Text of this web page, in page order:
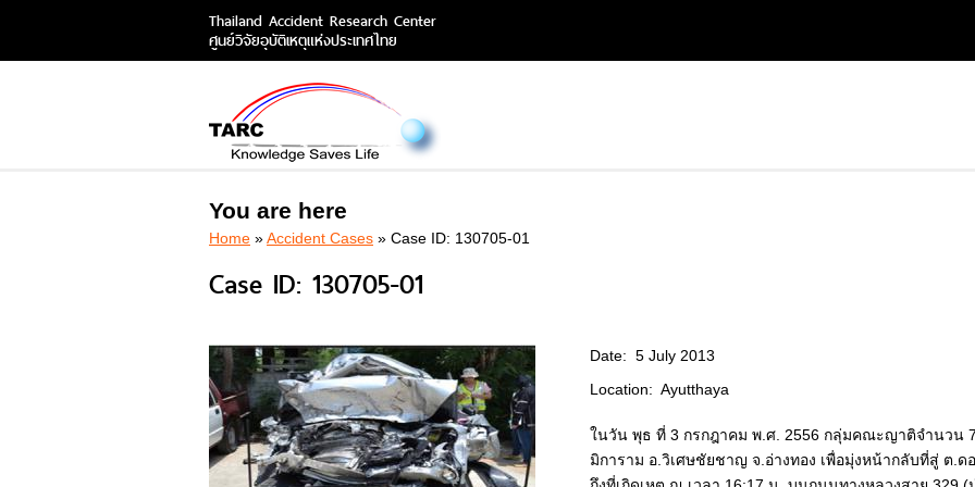
Thailand Accident Research Center
ศูนย์วิจัยอุบัติเหตุแห่งประเทศไทย
You are here
Home »Accident Cases » Case ID: 130705-01
Case ID: 130705-01
Date: 5 July 2013
Location: Ayutthaya
ในวัน พุธ ที่ 3 กรกฎาคม พ.ศ. 2556 กลุ่มคณะญาติจำนวน
มิการาม อ.วิเศษชัยชาญ จ.อ่างทอง เพื่อมุ่งหน้ากลับที่สู่ ต.